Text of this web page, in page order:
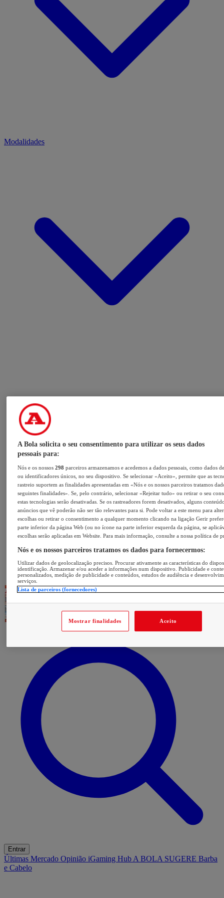
Modalidades
Entrar
Últimas Mercado Opinião iGaming Hub A BOLA SUGERE Barba
e Cabelo
A Bola solicita o seu consentimento para utilizar os seus dados
pessoais para:
Nós e os nossos298 parceiros armazenamos e acedemos a dados pessoais, como dados
ou identificadores únicos, no seu dispositivo. Se selecionar «Aceito», permite que as
rastreio suportem as finalidades apresentadas em «Nós e os nossos parceiros tratamos
seguintes finalidades». Se, pelo contrário, selecionar «Rejeitar tudo» ou retirar o seu
estas tecnologias serão desativadas. Se os rastreadores forem desativados, alguns
anúncios que vê poderão não ser tão relevantes para si. Pode voltar a este menu para
escolhas ou retirar o consentimento a qualquer momento clicando na ligação Gerir
parte inferior da página Web (ou no ícone na parte inferior esquerda da página, se
escolhas serão aplicadas em Website. Para mais informação, consulte a nossa política de
Nós e os nossos parceiros tratamos os dados para fornecermos:
Utilizar dados de geolocalização precisos. Procurar ativamente as características do
identificação. Armazenar e/ou aceder a informações num dispositivo. Publicidade e
personalizados, medição de publicidade e conteúdos, estudos de audiência e
serviços.
Lista de parceiros (fornecedores)
Mostrar finalidades Aceito